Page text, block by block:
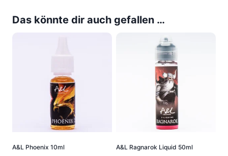
Das könnte dir auch gefallen …
A&L Phoenix 10ml A&L Ragnarok Liquid 50ml